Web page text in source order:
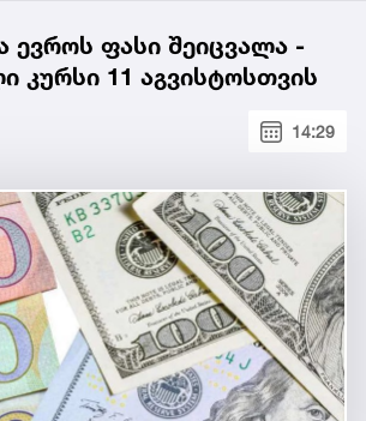
ფასი შეიცვალა -
კურსი 11 აგვისტოსთვის
14:29